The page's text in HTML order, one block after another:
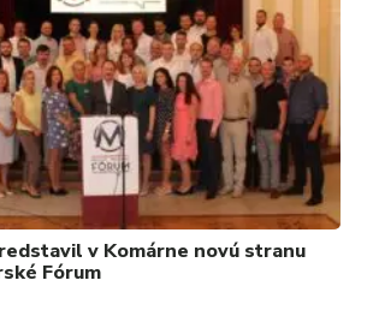
FOTKY
VIDEO
MIX
v Komárne novú stranu
Fórum